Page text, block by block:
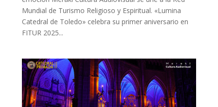
Mundial de Turismo Religioso y Espiritual. «Lumina
Catedral de Toledo» celebra su primer aniversario en
FITUR 2025...